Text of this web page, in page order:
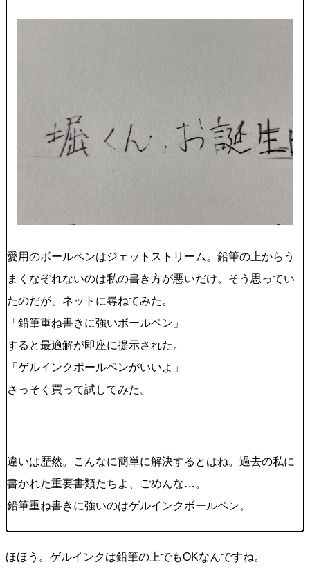
愛用のボールペンはジェットストリーム。鉛筆の上からう
まくなぞれないのは私の書き方が悪いだけ。そう思ってい
たのだが、ネットに尋ねてみた。
「鉛筆重ね書きに強いボールペン」
すると最適解が即座に提示された。
「ゲルインクボールペンがいいよ」
さっそく買って試してみた。
違いは歴然。こんなに簡単に解決するとはね。過去の私に
書かれた重要書類たちよ、ごめんな…。
鉛筆重ね書きに強いのはゲルインクボールペン。
ほほう。ゲルインクは鉛筆の上でもOKなんですね。